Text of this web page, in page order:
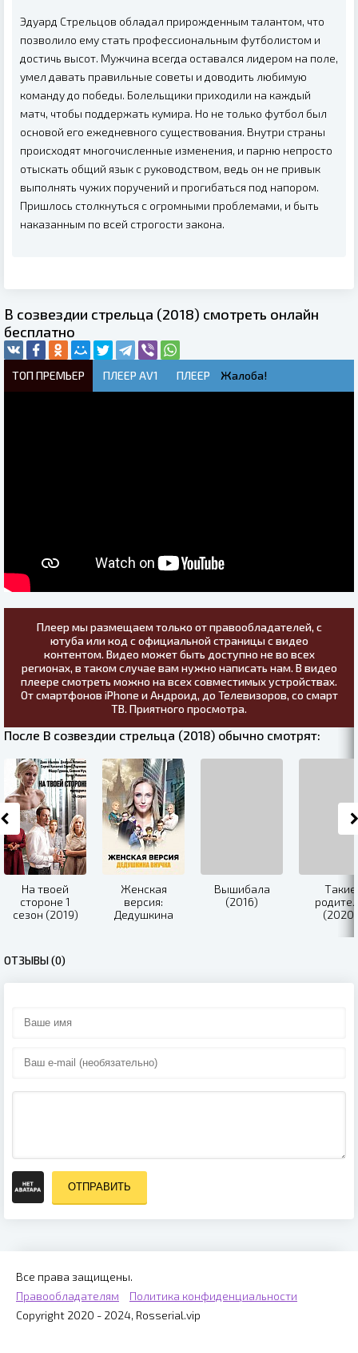
Эдуард Стрельцов обладал прирожденным талантом, что
позволило ему стать профессиональным футболистом и
достичь высот. Мужчина всегда оставался лидером на поле,
умел давать правильные советы и доводить любимую
команду до победы. Болельщики приходили на каждый
матч, чтобы поддержать кумира. Но не только футбол был
основой его ежедневного существования. Внутри страны
происходят многочисленные изменения, и парню непросто
отыскать общий язык с руководством, ведь он не привык
выполнять чужих поручений и прогибаться под напором.
Пришлось столкнуться с огромными проблемами, и быть
наказанным по всей строгости закона.
В созвездии стрельца (2018) смотреть онлайн
бесплатно
ТОП ПРЕМЬЕР ПЛЕЕР AV1 ПЛЕЕР Жалоба!
Плеер мы размещаем только от правообладателей, с
ютуба или код с официальной страницы с видео
контентом. Видео может быть доступно не во всех
регионах, в таком случае вам нужно написать нам. В видео
плеере смотреть можно на всех совместимых устройствах.
От смартфонов iPhone и Андроид, до Телевизоров, со смарт
ТВ. Приятного просмотра.
После В созвездии стрельца (2018) обычно смотрят:
На твоей
стороне 1
сезон (2019)
Женская
версия:
Дедушкина
Вышибала
(2016)
Такие
(2020)
ОТЗЫВЫ (0)
ОТПРАВИТЬ
Все права защищены.
Правообладателям
Политика конфиденциальности
Copyright 2020 - 2024, Rosserial.vip